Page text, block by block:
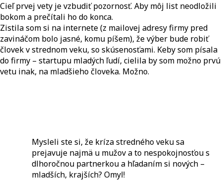
Cieľ prvej vety je vzbudiť pozornosť. Aby môj list neodložili
bokom a prečítali ho do konca.
Zistila som si na internete (z mailovej adresy firmy pred
zavináčom bolo jasné, komu píšem), že výber bude robiť
človek v strednom veku, so skúsenosťami. Keby som písala
do firmy – startupu mladých ľudí, cielila by som možno prvú
vetu inak, na mladšieho človeka. Možno.
Mysleli ste si, že kríza stredného veku sa
prejavuje najmä u mužov a to nespokojnosťou s
dlhoročnou partnerkou a hľadaním si nových –
mladších, krajších? Omyl!